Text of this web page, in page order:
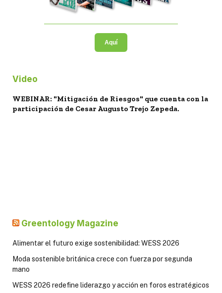
Aquí
Video
WEBINAR: "Mitigación de Riesgos" que cuenta con la
participación de Cesar Augusto Trejo Zepeda.
Greentology Magazine
Alimentar el futuro exige sostenibilidad: WESS 2026
Moda sostenible británica crece con fuerza por segunda
mano
WESS 2026 redefine liderazgo y acción en foros estratégicos